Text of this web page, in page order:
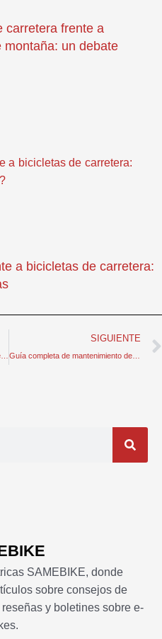
carretera frente a
un debate
a bicicletas de carretera:
Cómo mejorar la escalada en bicicleta mejorando la forma física
SIGUIENTE
Guía completa de mantenimiento de baterías de bicicletas eléctricas
SAMEBIKE, donde
sobre consejos de
y boletines sobre e-